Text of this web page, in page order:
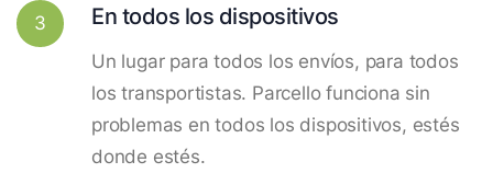
3 En todos los dispositivos
Un lugar para todos los envíos, para todos
los transportistas. Parcello funciona sin
problemas en todos los dispositivos, estés
donde estés.